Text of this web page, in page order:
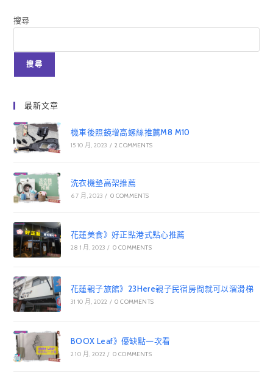
搜尋
搜尋
最新文章
機車後照鏡增高螺絲推薦M8 M10
15 10 月, 2023 / 2 COMMENTS
洗衣機墊高架推薦
6 7 月, 2023 / 0 COMMENTS
花蓮美食》好正點港式點心推薦
28 1 月, 2023 / 0 COMMENTS
花蓮親子旅館》23Here親子民宿房間就可以溜滑梯
31 10 月, 2022 / 0 COMMENTS
BOOX Leaf》優缺點一次看
2 10 月, 2022 / 0 COMMENTS